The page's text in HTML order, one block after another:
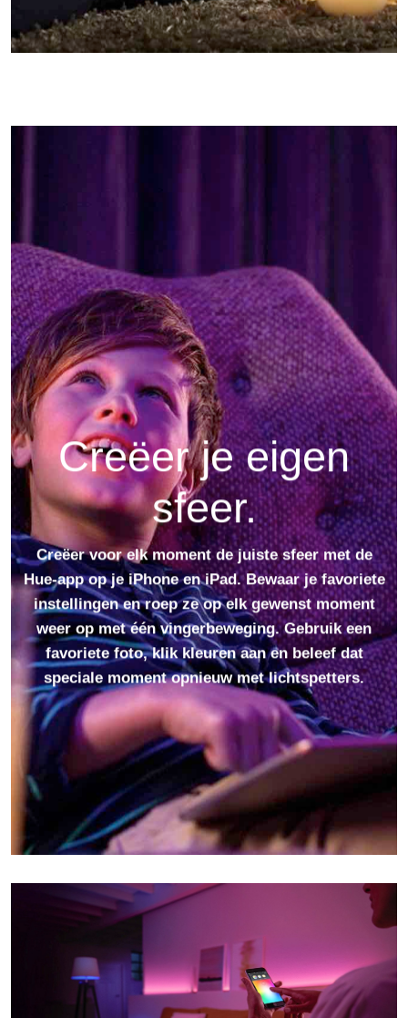
Creëer je eigen
sfeer.
Creëer voor elk moment de juiste sfeer met de
Hue-app op je iPhone en iPad. Bewaar je favoriete
instellingen en roep ze op elk gewenst moment
weer op met één vingerbeweging. Gebruik een
favoriete foto, klik kleuren aan en beleef dat
speciale moment opnieuw met lichtspetters.